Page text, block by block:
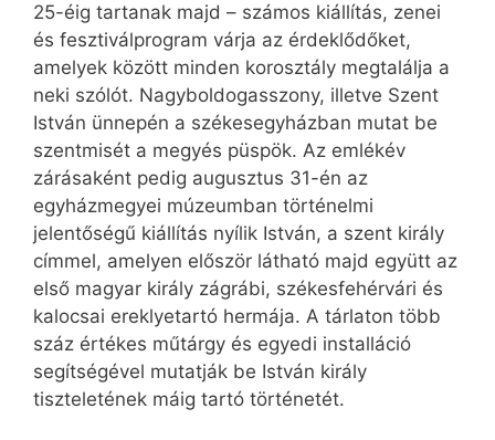
25-éig tartanak majd – számos kiállítás, zenei
és fesztiválprogram várja az érdeklődőket,
amelyek között minden korosztály megtalálja a
neki szólót. Nagyboldogasszony, illetve Szent
István ünnepén a székesegyházban mutat be
szentmisét a megyés püspök. Az emlékév
zárásaként pedig augusztus 31-én az
egyházmegyei múzeumban történelmi
jelentőségű kiállítás nyílik István, a szent király
címmel, amelyen először látható majd együtt az
első magyar király zágrábi, székesfehérvári és
kalocsai ereklyetartó hermája. A tárlaton több
száz értékes műtárgy és egyedi installáció
segítségével mutatják be István király
tiszteletének máig tartó történetét.